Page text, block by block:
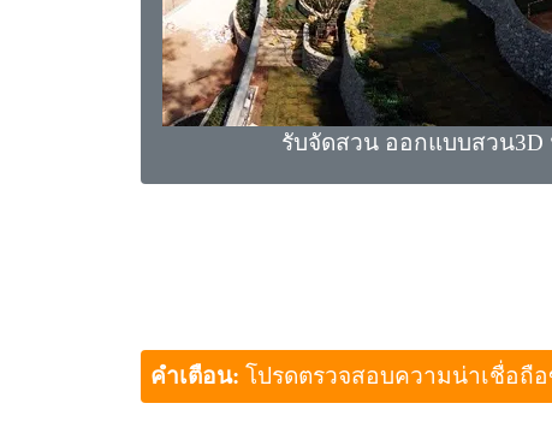
รับจัดสวน ออกแบบสวน3D
คำเตือน: โปรดตรวจสอบความน่าเชื่อถื